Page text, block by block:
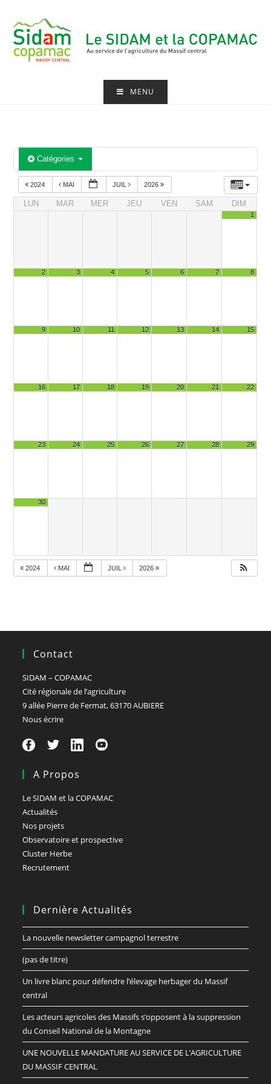
content
MENU
Catégories
2024 MAI JUIL 2026
LUN MAR MER JEU VEN SAM DIM
1
2 3 4 5 6 7 8
9 10 11 12 13 14 15
16 17 18 19 20 21 22
23 24 25 26 27 28 29
30
2024 MAI JUIL 2026
Contact
SIDAM – COPAMAC
Cité régionale de l’agriculture
9 allée Pierre de Fermat, 63170 AUBIERE
Nous écrire
A Propos
Le SIDAM et la COPAMAC
Actualités
Nos projets
Observatoire et prospective
Cluster Herbe
Recrutement
Dernière Actualités
La nouvelle newsletter campagnol terrestre
(pas de titre)
Un livre blanc pour défendre l’élevage herbager du Massif
central
Les acteurs agricoles des Massifs s’opposent à la suppression
du Conseil National de la Montagne
UNE NOUVELLE MANDATURE AU SERVICE DE L’AGRICULTURE
DU MASSIF CENTRAL